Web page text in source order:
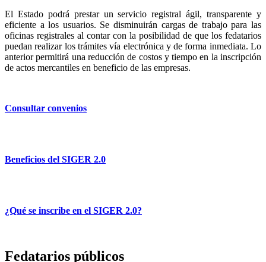
El Estado podrá prestar un servicio registral ágil, transparente y
eficiente a los usuarios. Se disminuirán cargas de trabajo para las
oficinas registrales al contar con la posibilidad de que los fedatarios
puedan realizar los trámites vía electrónica y de forma inmediata. Lo
anterior permitirá una reducción de costos y tiempo en la inscripción
de actos mercantiles en beneficio de las empresas.
Consultar convenios
Beneficios del SIGER 2.0
¿Qué se inscribe en el SIGER 2.0?
Fedatarios públicos